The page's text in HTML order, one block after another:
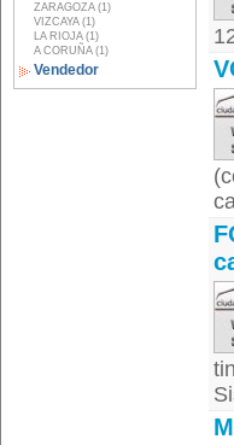
ZARAGOZA (1)
VIZCAYA (1)
LA RIOJA (1)
A CORUÑA (1)
Vendedor